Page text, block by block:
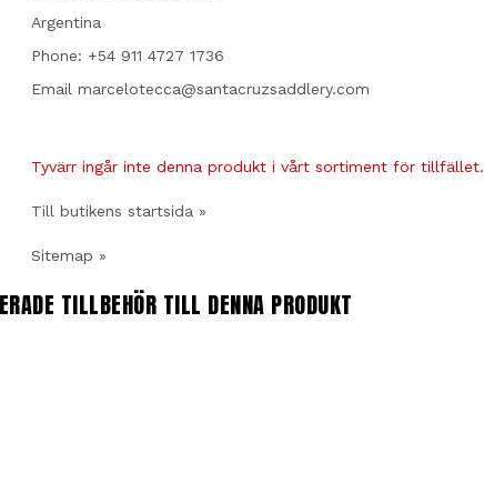
Argentina
Phone: +54 911 4727 1736
Email marcelotecca@santacruzsaddlery.com
Tyvärr ingår inte denna produkt i vårt sortiment för tillfället.
Till butikens startsida »
Sitemap »
TILLBEHÖR TILL DENNA PRODUKT